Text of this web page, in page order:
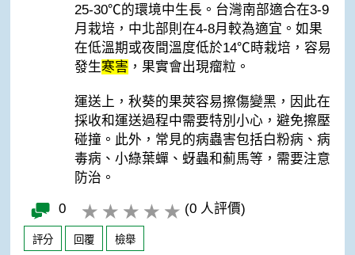
25-30℃的環境中生長。台灣南部適合在3-9
月栽培，中北部則在4-8月較為適宜。如果
在低溫期或夜間溫度低於14℃時栽培，容易
發生寒害 ，果實會出現瘤粒。
運送上，秋葵的果莢容易擦傷變黑，因此在
採收和運送過程中需要特別小心，避免擦壓
碰撞。此外，常見的病蟲害包括白粉病、病
毒病、小綠葉蟬、蚜蟲和薊馬等，需要注意
防治。
0 (0 人評價)
評分 回覆 檢舉